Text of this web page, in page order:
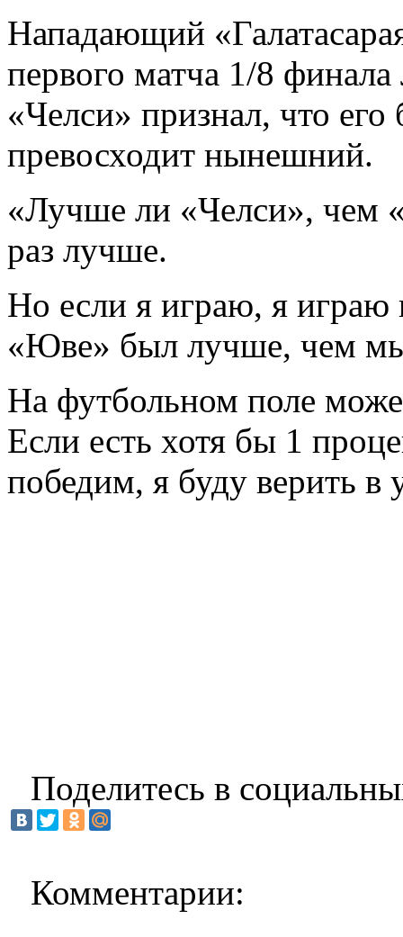
Нападающий
первого матча 1/8
«Челси» признал, что
превосходит нынешний.
«Лучше ли «Челси», чем
раз лучше.
Но если я играю, я играю
«Юве» был лучше, чем
На футбольном поле
Если есть хотя бы 1
победим, я буду верить в
Поделитесь в
Комментарии: